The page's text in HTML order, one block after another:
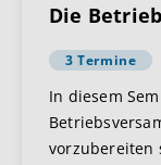
Die
3 Termine
In diesem
vorzubereiten